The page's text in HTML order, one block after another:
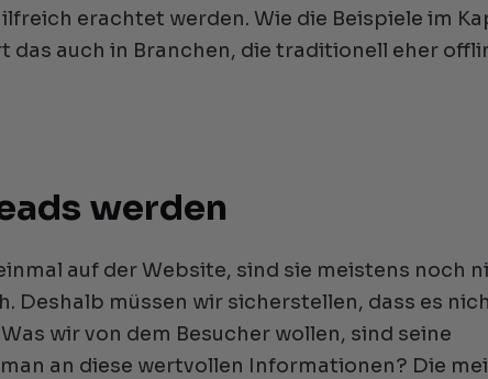
erachtet werden. Wie die Beispiele im
das auch in Branchen, die traditionell eher
werden
auf der Website, sind sie meistens noch
Deshalb müssen wir sicherstellen, dass es
wir von dem Besucher wollen, sind seine
an diese wertvollen Informationen? Die